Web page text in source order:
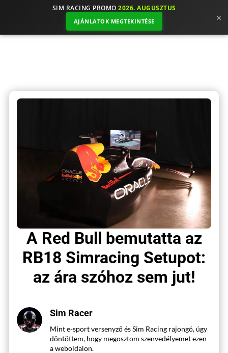
SIM RACING PROMO 2026. AUGUSZTUS
AJÁNLATOK MEGTEKINTÉSE ×
A Red Bull bemutatta az
RB18 Simracing Setupot:
az ára szóhoz sem jut!
Sim Racer
Mint e-sport versenyző és Sim Racing rajongó, úgy
döntöttem, hogy megosztom szenvedélyemet ezen
a weboldalon.